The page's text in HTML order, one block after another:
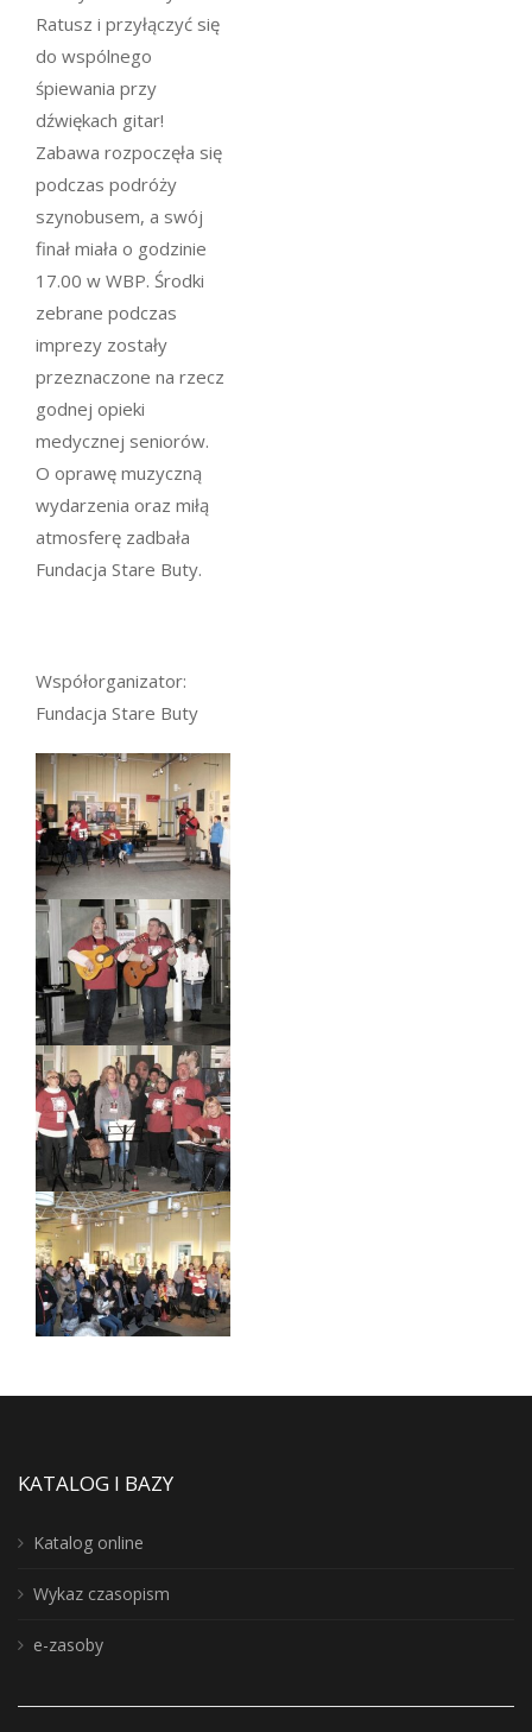
Ratusz i przyłączyć się
do wspólnego
śpiewania przy
dźwiękach gitar!
Zabawa rozpoczęła się
podczas podróży
szynobusem, a swój
finał miała o godzinie
17.00 w WBP. Środki
zebrane podczas
imprezy zostały
przeznaczone na rzecz
godnej opieki
medycznej seniorów.
O oprawę muzyczną
wydarzenia oraz miłą
atmosferę zadbała
Fundacja Stare Buty.
Współorganizator:
Fundacja Stare Buty
KATALOG I BAZY
Katalog online
Wykaz czasopism
e-zasoby